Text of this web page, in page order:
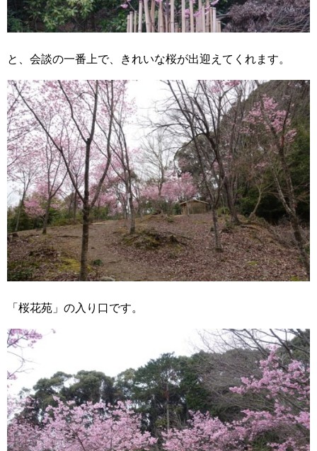
と、会談の一番上で、きれいな桜が出迎えてくれます。
「桜花苑」の入り口です。